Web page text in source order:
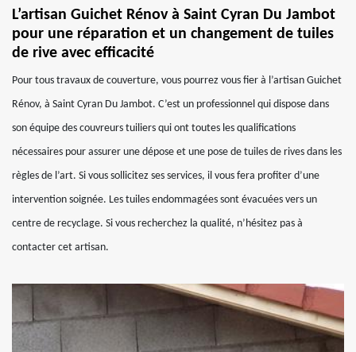
L’artisan Guichet Rénov à Saint Cyran Du Jambot
pour une réparation et un changement de tuiles
de rive avec efficacité
Pour tous travaux de couverture, vous pourrez vous fier à l’artisan Guichet
Rénov, à Saint Cyran Du Jambot. C’est un professionnel qui dispose dans
son équipe des couvreurs tuiliers qui ont toutes les qualifications
nécessaires pour assurer une dépose et une pose de tuiles de rives dans les
règles de l’art. Si vous sollicitez ses services, il vous fera profiter d’une
intervention soignée. Les tuiles endommagées sont évacuées vers un
centre de recyclage. Si vous recherchez la qualité, n’hésitez pas à
contacter cet artisan.